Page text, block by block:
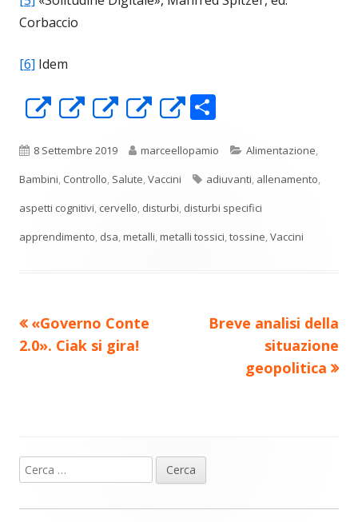
Corbaccio
[6] Idem
Apre
una
nuova
finestra
Apre
una
nuova
finestra
Apre
una
nuova
finestra
Apre
una
nuova
finestra
Apre
una
nuova
finestra
n
di
vi
di
Pubblicato
8 Settembre 2019 Autore
marceellopamio Categorie
Alimentazione,
Bambini, Controllo, Salute,Vaccini Tag
adiuvanti, allenamento,
aspetti cognitivi, cervello, disturbi, disturbi specifici
apprendimento, dsa,metalli,metalli tossici,tossine,Vaccini
Navigazione
Precedente
articolo:
«Governo Conte
2.0». Ciak si gira!
Nuovo
articolo:
Breve analisi della
situazione
geopolitica
Barra
laterale
Ricerca
per: